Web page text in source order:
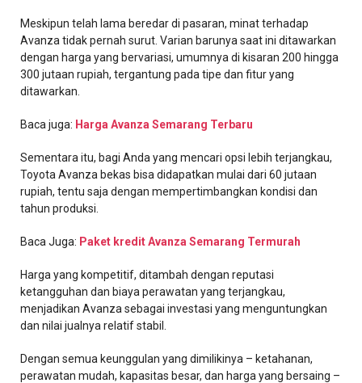
Meskipun telah lama beredar di pasaran, minat terhadap
Avanza tidak pernah surut. Varian barunya saat ini ditawarkan
dengan harga yang bervariasi, umumnya di kisaran 200 hingga
300 jutaan rupiah, tergantung pada tipe dan fitur yang
ditawarkan.
Baca juga: Harga Avanza Semarang Terbaru
Sementara itu, bagi Anda yang mencari opsi lebih terjangkau,
Toyota Avanza bekas bisa didapatkan mulai dari 60 jutaan
rupiah, tentu saja dengan mempertimbangkan kondisi dan
tahun produksi.
Baca Juga: Paket kredit Avanza Semarang Termurah
Harga yang kompetitif, ditambah dengan reputasi
ketangguhan dan biaya perawatan yang terjangkau,
menjadikan Avanza sebagai investasi yang menguntungkan
dan nilai jualnya relatif stabil.
Dengan semua keunggulan yang dimilikinya – ketahanan,
perawatan mudah, kapasitas besar, dan harga yang bersaing –